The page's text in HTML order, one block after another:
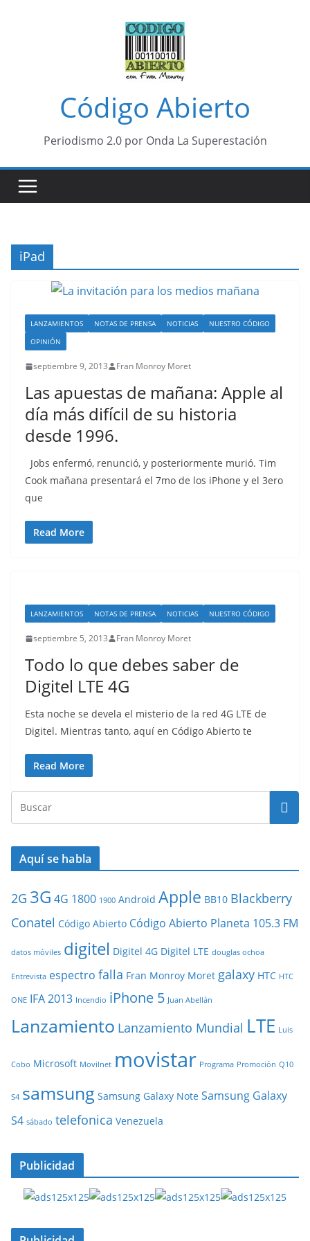
Código Abierto
Periodismo 2.0 por Onda La Superestación
iPad
LANZAMIENTOS NOTAS DE PRENSA NOTICIAS
NUESTRO CÓDIGO
OPINIÓN
septiembre 9, 2013 Fran Monroy Moret
Las apuestas de mañana: Apple al
día más difícil de su historia
desde 1996.
Jobs enfermó, renunció, y posteriormente murió. Tim
Cook mañana presentará el 7mo de los iPhone y el 3ero
que
Read More
LANZAMIENTOS NOTAS DE PRENSA NOTICIAS NUESTRO CÓDIGO
septiembre 5, 2013 Fran Monroy Moret
Todo lo que debes saber de
Digitel LTE 4G
Esta noche se devela el misterio de la red 4G LTE de
Digitel. Mientras tanto, aquí en Código Abierto te
Read More
Aquí se habla
2G 3G 4G 1800 1900 Android Apple BB10 Blackberry
Conatel Código Abierto Código Abierto Planeta 105.3 FM
datos móviles digitel Digitel 4G Digitel LTE douglas ochoa
Entrevista espectro falla Fran Monroy Moret galaxy HTC HTC
ONE IFA 2013 Incendio iPhone 5 Juan Abellán
Lanzamiento Lanzamiento Mundial LTE Luis
Cobo Microsoft Movilnet movistar Programa Promoción Q10
S4 samsung Samsung Galaxy Note Samsung Galaxy
S4 sábado telefonica Venezuela
Publicidad